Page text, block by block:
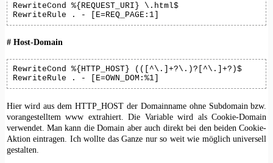
RewriteCond %{REQUEST_URI} \.html$
RewriteRule . - [E=REQ_PAGE:1]
# Host-Domain
RewriteCond %{HTTP_HOST} (([^\.]+?\.)?[^\.]+?)$
RewriteRule . - [E=OWN_DOM:%1]
Hier wird aus dem HTTP_HOST der Domainname ohne Subdomain bzw.
vorangestelltem www extrahiert. Die Variable wird als Cookie-Domain
verwendet. Man kann die Domain aber auch direkt bei den beiden Cookie-
Aktion eintragen. Ich wollte das Ganze nur so weit wie möglich universell
gestalten.